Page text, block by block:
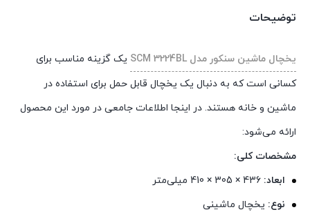
تومان 13,500,000.
توضیحات
یخچال ماشین سنکور مدل SCM 3224BL
یک گزینه مناسب برای
کسانی است که به دنبال یک یخچال قابل حمل برای استفاده در
ماشین و خانه هستند. در اینجا اطلاعات جامعی در مورد این محصول
ارائه می‌شود:
مشخصات کلی:
ابعاد:
نوع: یخچال ماشینی